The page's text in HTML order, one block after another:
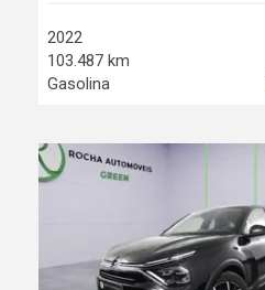
2022
103.487 km
Gasolina